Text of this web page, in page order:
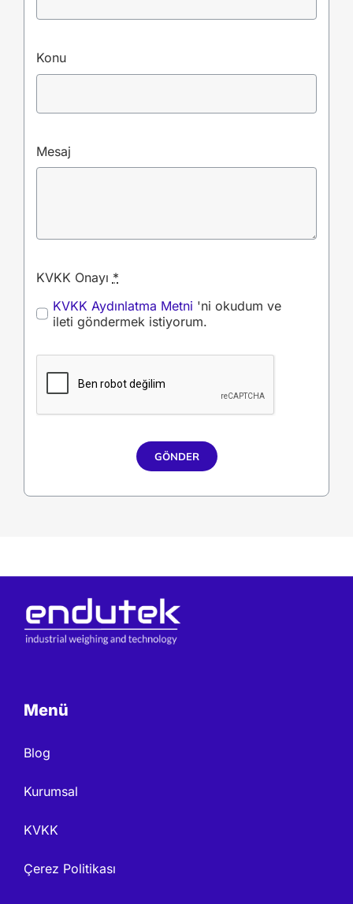
Konu
Mesaj
KVKK Onayı *
KVKK Aydınlatma Metni 'ni okudum ve
ileti göndermek istiyorum.
GÖNDER
Menü
Blog
Kurumsal
KVKK
Çerez Politikası